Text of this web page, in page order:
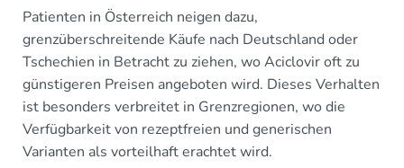
Patienten in Österreich neigen dazu,
grenzüberschreitende Käufe nach Deutschland oder
Tschechien in Betracht zu ziehen, wo Aciclovir oft zu
günstigeren Preisen angeboten wird. Dieses Verhalten
ist besonders verbreitet in Grenzregionen, wo die
Verfügbarkeit von rezeptfreien und generischen
Varianten als vorteilhaft erachtet wird.